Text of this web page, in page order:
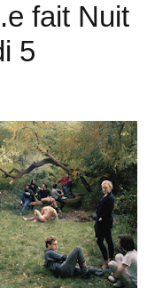
fait Nuit
5